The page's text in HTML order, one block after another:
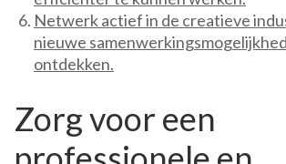
Netwerk actief in de creatieve
nieuwe
ontdekken.
Zorg voor een